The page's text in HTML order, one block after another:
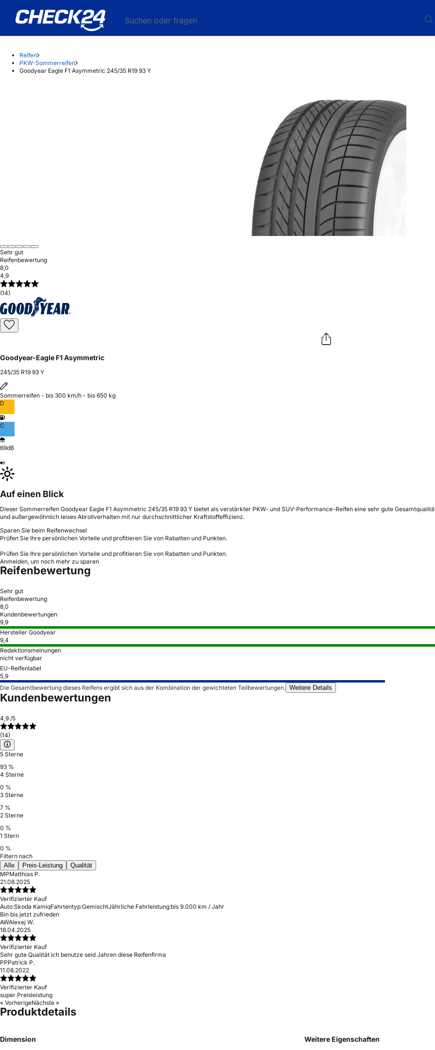
Suchen oder fragen
Reifen
PKW-Sommerreifen
Goodyear Eagle F1 Asymmetric 245/35 R19 93 Y
Sehr gut
Reifenbewertung
8,0
4,9
(14)
Goodyear-Eagle F1 Asymmetric
245/35 R19 93 Y
Sommerreifen - bis 300 km/h - bis 650 kg
D
C
69dB
Auf einen Blick
Dieser Sommerreifen Goodyear Eagle F1 Asymmetric 245/35 R19 93 Y bietet als verstärkter PKW- und SUV-Performance-Reifen eine sehr gute
und außergewöhnlich leises Abrollverhalten mit nur durchschnittlicher Kraftstoffeffizienz.
Sparen Sie beim Reifenwechsel
Prüfen Sie Ihre persönlichen Vorteile und profitieren Sie von Rabatten und Punkten.
Prüfen Sie Ihre persönlichen Vorteile und profitieren Sie von Rabatten und Punkten.
Anmelden, um noch mehr zu sparen
Reifenbewertung
Sehr gut
Reifenbewertung
8,0
Kundenbewertungen
9,9
Hersteller Goodyear
9,4
Redaktionsmeinungen
nicht verfügbar
EU-Reifenlabel
5,9
Die Gesamtbewertung dieses Reifens ergibt sich aus der Kombination der gewichteten Teilbewertungen. Weitere Details
Kundenbewertungen
4,9 /5
(14)
5 Sterne
93 %
4 Sterne
0 %
3 Sterne
7 %
2 Sterne
0 %
1 Stern
0 %
Filtern nach
Alle
Preis-Leistung
Qualität
MPMatthias P.
21.08.2025
Verifizierter Kauf
Auto:Skoda KamiqFahrtentyp:GemischtJährliche Fahrleistung:bis 9.000 km / Jahr
Bin bis jetzt zufrieden
AWAlexej W.
18.04.2025
Verifizierter Kauf
Sehr gute Qualität ich benutze seid Jahren diese Reifenfirma
PPPatrick P.
11.08.2022
Verifizierter Kauf
super Preisleistung
« VorherigeNächste »
Produktdetails
Dimension Weitere Eigenschaften